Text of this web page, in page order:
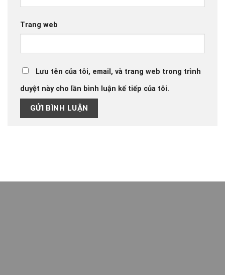
Trang web
Lưu tên của tôi, email, và trang web trong trình
duyệt này cho lần bình luận kế tiếp của tôi.